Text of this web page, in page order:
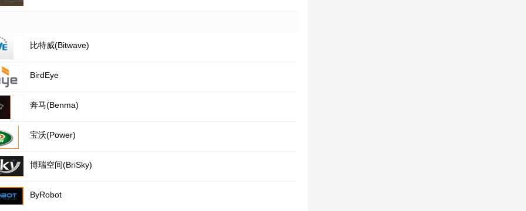
比特威(Bitwave)
BirdEye
奔马(Benma)
宝沃(Power)
博瑞空间(BriSky)
ByRobot